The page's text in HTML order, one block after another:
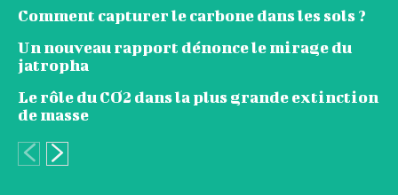
Comment capturer le carbone dans les sols ?
Un nouveau rapport dénonce le mirage du
jatropha
Le rôle du CO2 dans la plus grande extinction
de masse